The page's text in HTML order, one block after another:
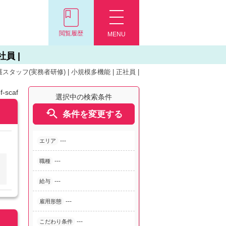
MENU
閲覧履歴
|
タッフ(実務者研修) | 小規模多機能 | 正社員 |
選択中の検索条件
 条件を変更する
エリア ---
職種 ---
給与 ---
雇用形態 ---
こだわり条件 ---
scaf